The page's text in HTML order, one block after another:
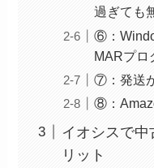
過ぎても
⑥：
MARプロ
⑦：発送
⑧：
イオシスで中
リット